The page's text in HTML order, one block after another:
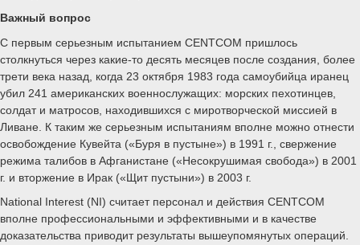
Важный вопрос
С первым серьезным испытанием CENTCOM пришлось
столкнуться через какие-то десять месяцев после создания, более
трети века назад, когда 23 октября 1983 года самоубийца иранец
убил 241 американских военнослужащих: морских пехотинцев,
солдат и матросов, находившихся с миротворческой миссией в
Ливане. К таким же серьезным испытаниям вполне можно отнести
освобождение Кувейта («Буря в пустыне») в 1991 г., свержение
режима талибов в Афганистане («Несокрушимая свобода») в 2001
г. и вторжение в Ирак («Щит пустыни») в 2003 г.
National Interest (NI) считает персонал и действия CENTCOM
вполне профессиональными и эффективными и в качестве
доказательства приводит результаты вышеупомянутых операций.